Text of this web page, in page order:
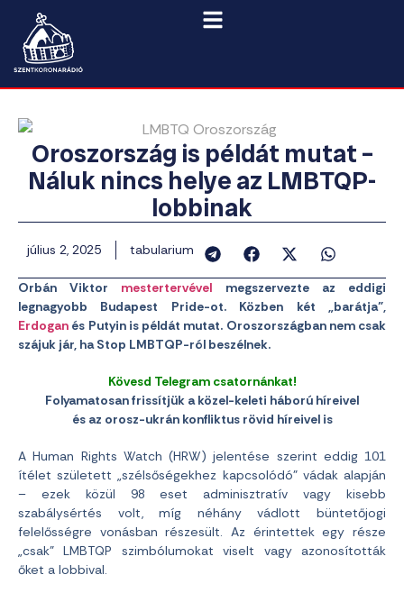
Oroszország is példát mutat –
Náluk nincs helye az LMBTQP-
lobbinak
július 2, 2025 tabularium
Orbán Viktor mestertervével megszervezte az eddigi
legnagyobb Budapest Pride-ot. Közben két „barátja”,
Erdogan és Putyin is példát mutat. Oroszországban nem csak
szájuk jár, ha Stop LMBTQP-ról beszélnek.
Kövesd Telegram csatornánkat!
Folyamatosan frissítjük a közel-keleti háború híreivel
és az orosz-ukrán konfliktus rövid híreivel is
A Human Rights Watch (HRW) jelentése szerint eddig 101
ítélet született „szélsőségekhez kapcsolódó” vádak alapján
– ezek közül 98 eset adminisztratív vagy kisebb
szabálysértés volt, míg néhány vádlott büntetőjogi
felelősségre vonásban részesült. Az érintettek egy része
„csak” LMBTQP szimbólumokat viselt vagy azonosították
őket a lobbival.